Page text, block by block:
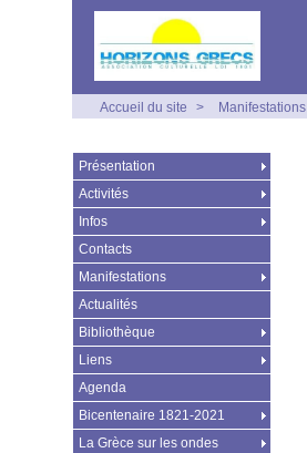
Accueil du site > Manifestations
Présentation
Activités
Infos
Contacts
Manifestations
Actualités
Bibliothèque
Liens
Agenda
Bicentenaire 1821-2021
La Grèce sur les ondes